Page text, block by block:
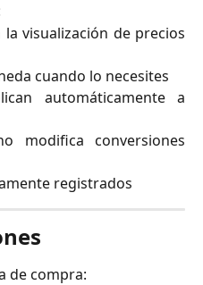
visualización de precios
cuando lo necesites
automáticamente a
modifica conversiones
registrados
de compra: